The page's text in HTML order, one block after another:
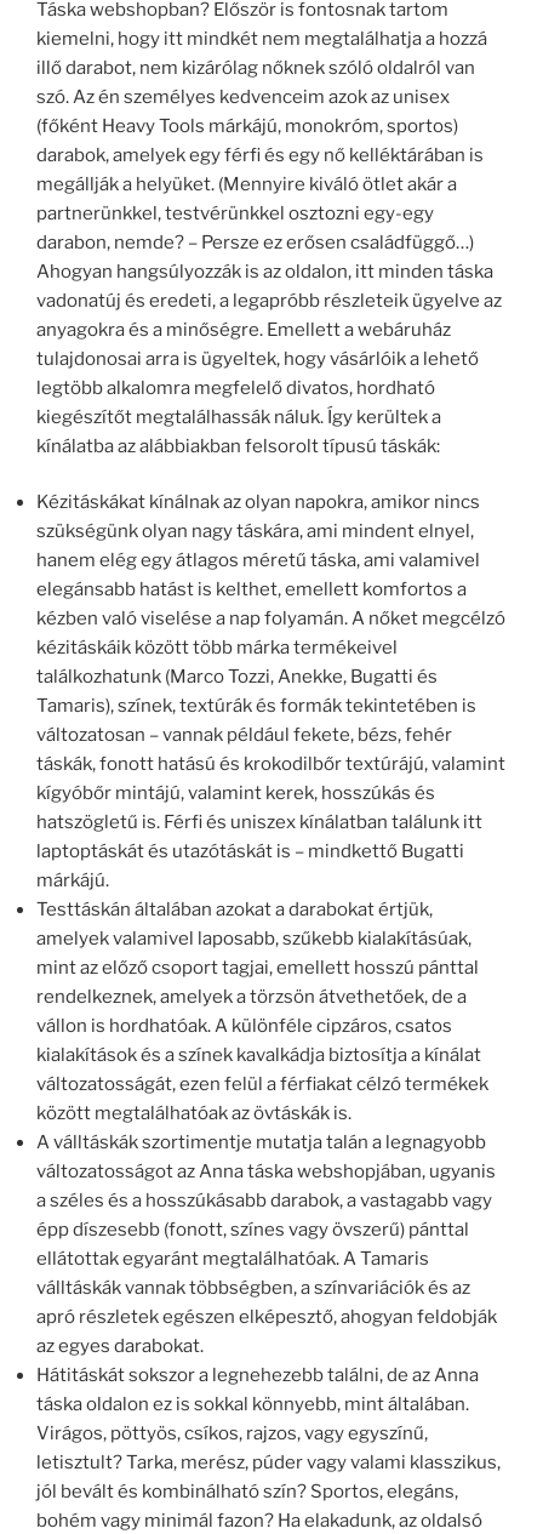
Táska webshopban? Először is fontosnak tartom
kiemelni, hogy itt mindkét nem megtalálhatja a hozzá
illő darabot, nem kizárólag nőknek szóló oldalról van
szó. Az én személyes kedvenceim azok az unisex
(főként Heavy Tools márkájú, monokróm, sportos)
darabok, amelyek egy férfi és egy nő kelléktárában is
megállják a helyüket. (Mennyire kiváló ötlet akár a
partnerünkkel, testvérünkkel osztozni egy-egy
darabon, nemde? – Persze ez erősen családfüggő…)
Ahogyan hangsúlyozzák is az oldalon, itt minden táska
vadonatúj és eredeti, a legapróbb részleteik ügyelve az
anyagokra és a minőségre. Emellett a webáruház
tulajdonosai arra is ügyeltek, hogy vásárlóik a lehető
legtöbb alkalomra megfelelő divatos, hordható
kiegészítőt megtalálhassák náluk. Így kerültek a
kínálatba az alábbiakban felsorolt típusú táskák:
Kézitáskákat kínálnak az olyan napokra, amikor nincs
szükségünk olyan nagy táskára, ami mindent elnyel,
hanem elég egy átlagos méretű táska, ami valamivel
elegánsabb hatást is kelthet, emellett komfortos a
kézben való viselése a nap folyamán. A nőket megcélzó
kézitáskáik között több márka termékeivel
találkozhatunk (Marco Tozzi, Anekke, Bugatti és
Tamaris), színek, textúrák és formák tekintetében is
változatosan – vannak például fekete, bézs, fehér
táskák, fonott hatású és krokodilbőr textúrájú, valamint
kígyóbőr mintájú, valamint kerek, hosszúkás és
hatszögletű is. Férfi és uniszex kínálatban találunk itt
laptoptáskát és utazótáskát is – mindkettő Bugatti
márkájú.
Testtáskán általában azokat a darabokat értjük,
amelyek valamivel laposabb, szűkebb kialakításúak,
mint az előző csoport tagjai, emellett hosszú pánttal
rendelkeznek, amelyek a törzsön átvethetőek, de a
vállon is hordhatóak. A különféle cipzáros, csatos
kialakítások és a színek kavalkádja biztosítja a kínálat
változatosságát, ezen felül a férfiakat célzó termékek
között megtalálhatóak az övtáskák is.
A válltáskák szortimentje mutatja talán a legnagyobb
változatosságot az Anna táska webshopjában, ugyanis
a széles és a hosszúkásabb darabok, a vastagabb vagy
épp díszesebb (fonott, színes vagy övszerű) pánttal
ellátottak egyaránt megtalálhatóak. A Tamaris
válltáskák vannak többségben, a színvariációk és az
apró részletek egészen elképesztő, ahogyan feldobják
az egyes darabokat.
Hátitáskát sokszor a legnehezebb találni, de az Anna
táska oldalon ez is sokkal könnyebb, mint általában.
Virágos, pöttyös, csíkos, rajzos, vagy egyszínű,
letisztult? Tarka, merész, púder vagy valami klasszikus,
jól bevált és kombinálható szín? Sportos, elegáns,
bohém vagy minimál fazon? Ha elakadunk, az oldalsó